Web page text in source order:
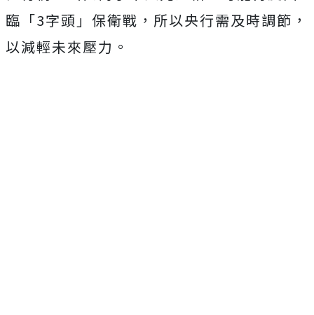
臨「3字頭」保衛戰，所以央行需及時調節，
以減輕未來壓力。